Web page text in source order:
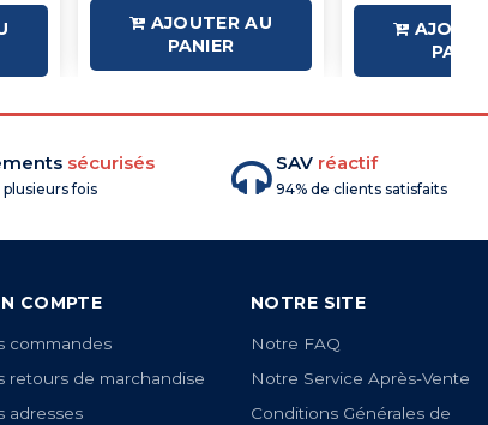
AJOUTER AU
PANIER
PANIER
sécurisés
fois
SAV réactif
94% de clients satisfaits
COMPTE
commandes
retours de marchandise
adresses
NOTRE SITE
Notre FAQ
Notre Service Après-Vente
Conditions Générales de